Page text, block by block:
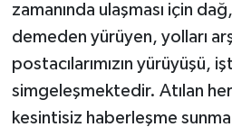
zamanında ulaşması için
demeden yürüyen, yolları
postacılarımızın yürüyüşü,
simgeleşmektedir. Atılan
kesintisiz haberleşme